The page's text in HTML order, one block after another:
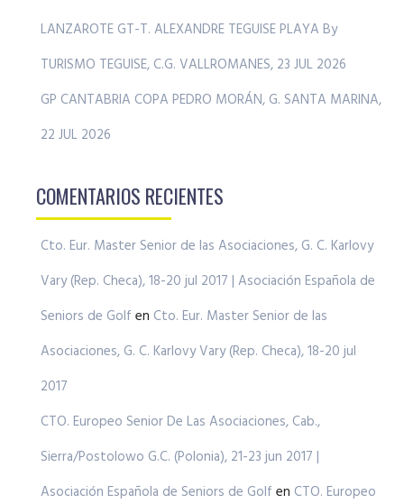
LANZAROTE GT-T. ALEXANDRE TEGUISE PLAYA By
TURISMO TEGUISE, C.G. VALLROMANES, 23 JUL 2026
GP CANTABRIA COPA PEDRO MORÁN, G. SANTA MARINA,
22 JUL 2026
COMENTARIOS RECIENTES
Cto. Eur. Master Senior de las Asociaciones, G. C. Karlovy
Vary (Rep. Checa), 18-20 jul 2017 | Asociación Española de
Seniors de Golf en Cto. Eur. Master Senior de las
Asociaciones, G. C. Karlovy Vary (Rep. Checa), 18-20 jul
2017
CTO. Europeo Senior De Las Asociaciones, Cab.,
Sierra/Postolowo G.C. (Polonia), 21-23 jun 2017 |
Asociación Española de Seniors de Golf en CTO. Europeo